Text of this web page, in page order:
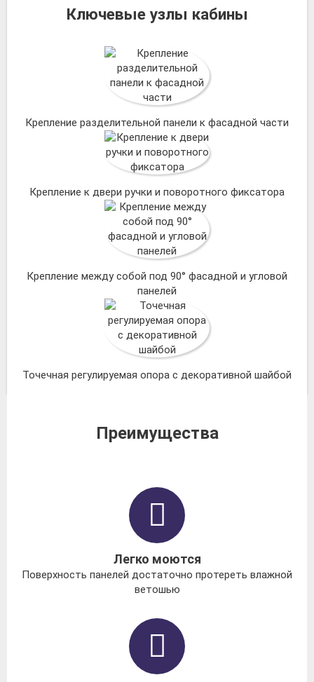
Ключевые узлы кабины
Крепление разделительной панели к фасадной части
Крепление к двери ручки и поворотного фиксатора
Крепление между собой под 90° фасадной и угловой
панелей
Точечная регулируемая опора с декоративной шайбой
Преимущества
Легко моются
Поверхность панелей достаточно протереть влажной
ветошью